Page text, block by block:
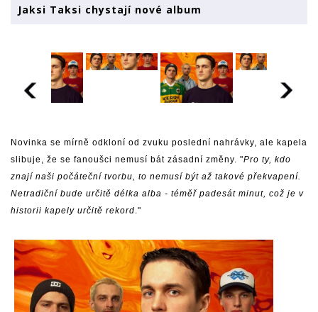
Jaksi Taksi chystají nové album
Novinka se mírně odkloní od zvuku poslední nahrávky, ale kapela
slibuje, že se fanoušci nemusí bát zásadní změny. "Pro ty, kdo
znají naši počáteční tvorbu, to nemusí být až takové překvapení.
Netradiční bude určitě délka alba - téměř padesát minut, což je v
historii kapely určitě rekord."